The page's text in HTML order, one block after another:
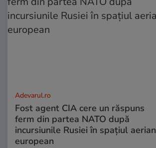
Adevarul.ro
Fost agent CIA cere un răspuns
ferm din partea NATO după
incursiunile Rusiei în spațiul aerian
european